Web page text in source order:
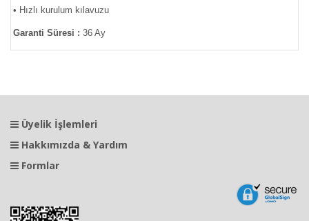
• Hızlı kurulum kılavuzu
Garanti Süresi : 36 Ay
Üyelik İşlemleri
Hakkımızda & Yardım
Formlar